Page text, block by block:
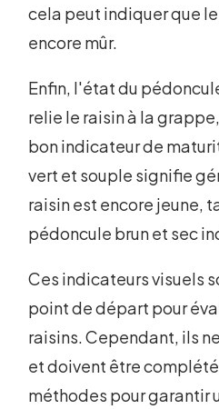
cela peut indiquer que
encore mûr.
Enfin, l'état du
relie le raisin à la
bon indicateur de
vert et souple signifie
raisin est encore jeune,
pédoncule brun et sec
Ces indicateurs visuels
point de départ pour
raisins. Cependant, ils
et doivent être
méthodes pour garantir